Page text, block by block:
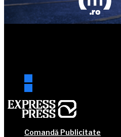
facebook
mail
Comandă Publicitate